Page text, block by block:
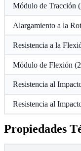
Módulo de Tracción
Alargamiento a la
Resistencia a la
Módulo de Flexión
Resistencia al
Resistencia al
Propiedades